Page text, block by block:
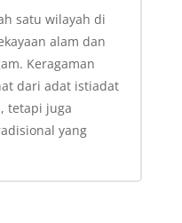
satu wilayah di
alam dan
Keragaman
dari adat istiadat
tetapi juga
yang